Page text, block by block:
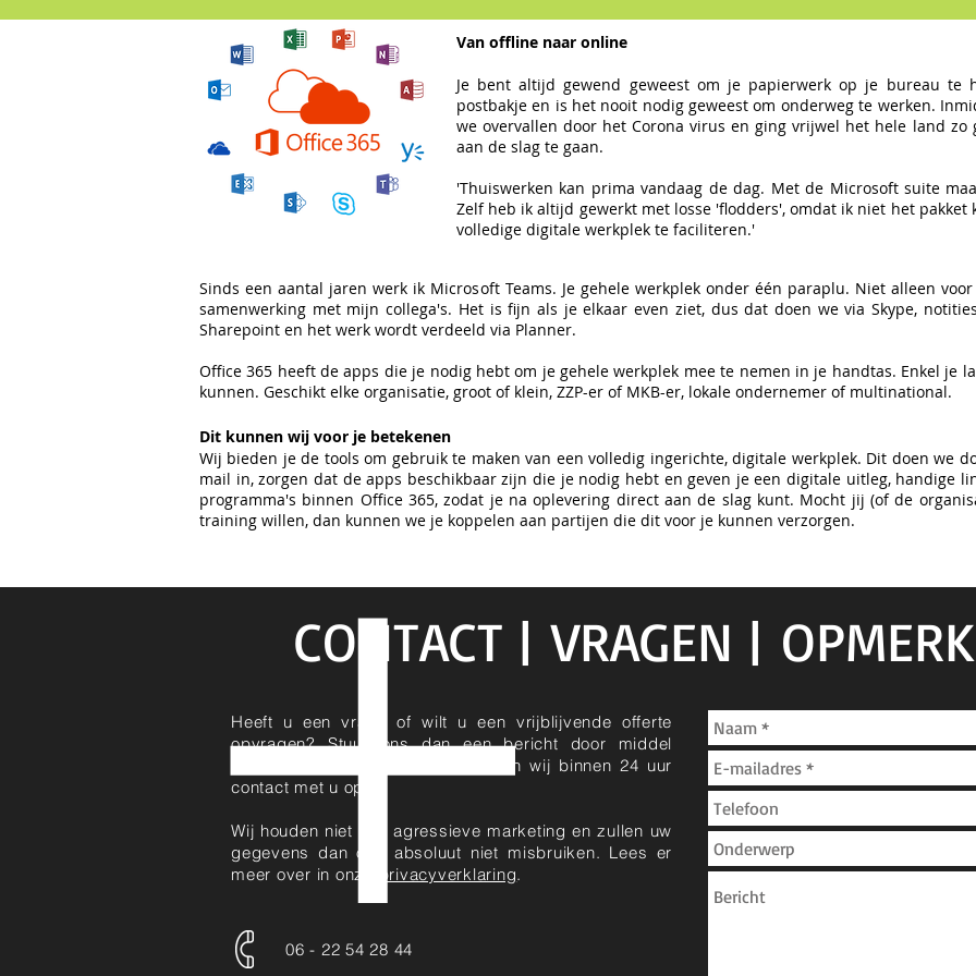
Van offline naar online
Je bent altijd gewend geweest om je papierwerk op je bureau te
postbakje en is het nooit nodig geweest om onderweg te werken.
we overvallen door het Corona virus en ging vrijwel het hele land
aan de slag te gaan.
'Thuiswerken kan prima vandaag de dag. Met de Microsoft suite
Zelf heb ik altijd gewerkt met losse 'flodders', omdat ik niet het
volledige digitale werkplek te faciliteren.'
Sinds een aantal jaren werk ik Microsoft Teams. Je gehele werkplek onder één paraplu. Niet alleen
samenwerking met mijn collega's. Het is fijn als je elkaar even ziet, dus dat doen we via Skype,
Sharepoint en het werk wordt verdeeld via Planner.
Office 365 heeft de apps die je nodig hebt om je gehele werkplek mee te nemen in je handtas. Enkel je
kunnen. Geschikt elke organisatie, groot of klein, ZZP-er of MKB-er, lokale ondernemer of multinational.
Dit kunnen wij voor je betekenen
Wij bieden je de tools om gebruik te maken van een volledig ingerichte, digitale werkplek. Dit doen we
mail in, zorgen dat de apps beschikbaar zijn die je nodig hebt en geven je een digitale uitleg, handige
programma's binnen Office 365, zodat je na oplevering direct aan de slag kunt. Mocht jij (of de
training willen, dan kunnen we je koppelen aan partijen die dit voor je kunnen verzorgen.
CONTACT | VRAGEN |
Heeft u een vraag of wilt u een vrijblijvende offerte
opvragen? Stuur ons dan een bericht door middel
van het e-mailformulier. Dan nemen wij binnen 24 uur
contact met u op.
Wij houden niet van agressieve marketing en zullen uw
gegevens dan ook absoluut niet misbruiken. Lees er
meer over in onze
privacyverklaring.
06 - 22 54 28 44